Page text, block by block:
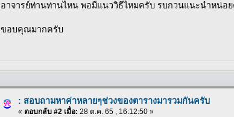
อาจารย์ท่านท่านไหน พอมีแนววิธีไหมครับ รบกวนแนะนำหน่อ
ขอบคุณมากครับ
: สอบถามหาค่าหลายๆช่วงของตารางมารวมกันครับ
« ตอบกลับ #2 เมื่อ: 28 ต.ค. 65 , 16:12:50 »